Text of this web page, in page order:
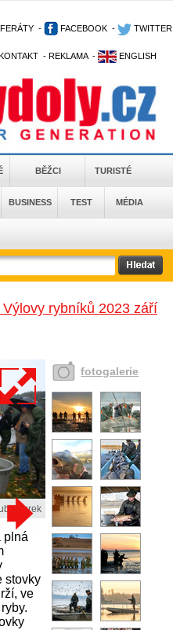
FERÁTY - FACEBOOK - TWITTER
- REKLAMA - ENGLISH
BĚŽCI TURISTÉ
BUSINESS TEST MÉDIA
rybníků 2023 září
Turek
plná
stovky
ve
fotogalerie